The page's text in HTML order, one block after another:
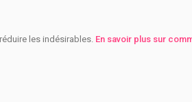
les indésirables. En savoir plus sur